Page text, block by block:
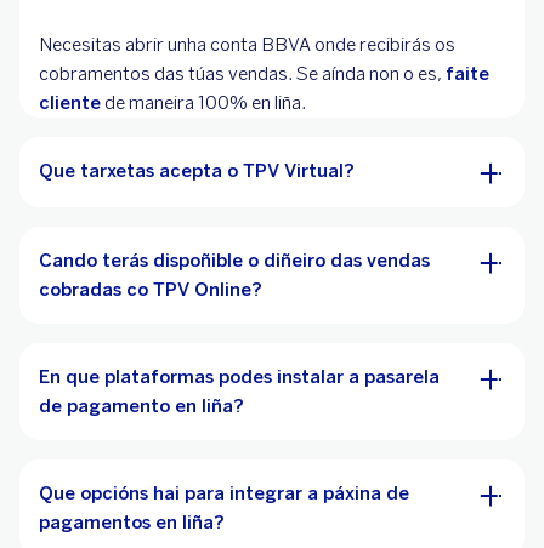
Necesitas abrir unha conta BBVA onde recibirás os
cobramentos das túas vendas. Se aínda non o es, faite
cliente de maneira 100% en liña.
Que tarxetas acepta o TPV Virtual?
Cando terás dispoñible o diñeiro das vendas
cobradas co TPV Online?
En que plataformas podes instalar a pasarela
de pagamento en liña?
Que opcións hai para integrar a páxina de
pagamentos en liña?